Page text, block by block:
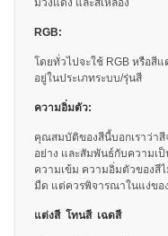
จอภาพ
แสดง
เลิก
ผลิต
ม่วงแดง และสีเหลือง
RGB:
โดยทั่วไปจะใช้ RGB หรือสี
อยู่ในประเภทระบบ/รุ่นสี
ความอิ่มตัว:
คุณสมบัติของสีนี้บอกเราว่า
อย่าง และสัมพันธ์กับความเ
ความเข้ม ความอิ่มตัวของสี
มืด แต่ควรพิจารณาในแง่ขอ
แต่งสี โทนสี เฉดสี